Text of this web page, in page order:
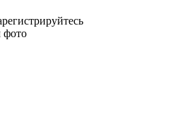
фото